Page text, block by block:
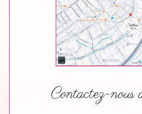
Contactez-nous